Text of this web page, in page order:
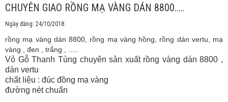
CHUYÊN GIAO RỒNG MẠ VÀNG DÁN 8800.....
Ngày đăng: 24/10/2018
rồng mạ vàng dán 8800, rồng mạ vàng hồng, rồng dán vertu, mạ
vàng , đen , trắng , .....
Vỏ Gỗ Thanh Tùng chuyên sản xuất rồng vàng dán 8800 ,
dán vertu
chất liệu : đúc đồng mạ vàng
đường nét chuẩn